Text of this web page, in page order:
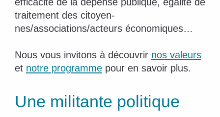
traitement des citoyen-
nes/associations/acteurs économiques…
Nous vous invitons à découvrir nos valeurs
et notre programmepour en savoir plus.
Une militante politique